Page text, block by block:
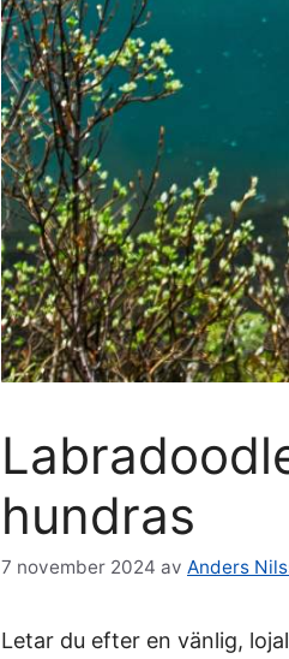
hundras
7 november 2024 av Anders
Letar du efter en vänlig,